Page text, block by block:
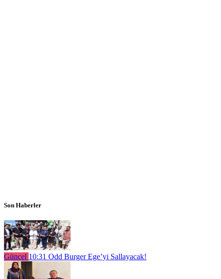
Son Haberler
Güncel 10:31 Odd Burger Ege’yi Sallayacak!